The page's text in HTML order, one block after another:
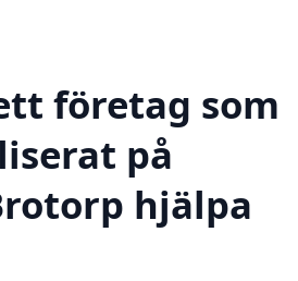
företag som
på
hjälpa